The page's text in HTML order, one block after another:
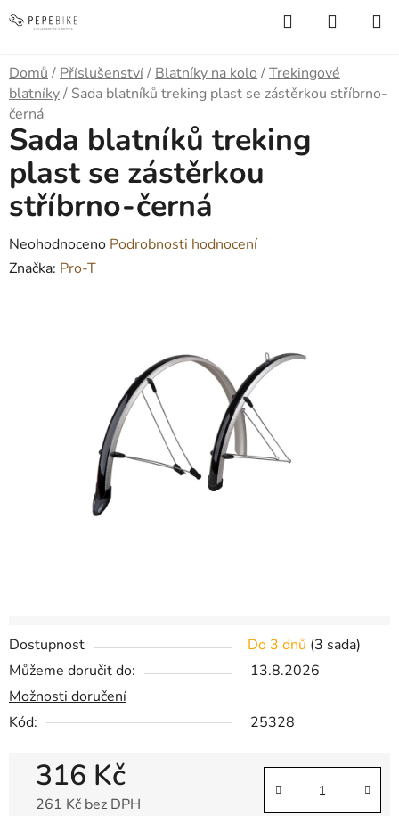
na
Hledat
KOŠÍK
Domů / Příslušenství/ Blatníky na kolo /Trekingové
blatníky/ Sada blatníků treking plast se zástěrkou stříbrno-
černá
Dostupnost Do 3 dnů (3 sada)
Můžeme doručit do:
13.8.2026
Možnosti doručení
Kód:
25328
316 Kč
261 Kč bez DPH
Sada blatníků treking
plast se zástěrkou
stříbrno-černá
Průměrné
hodnocení
Neohodnoceno Podrobnosti hodnocení
Značka: Pro-T